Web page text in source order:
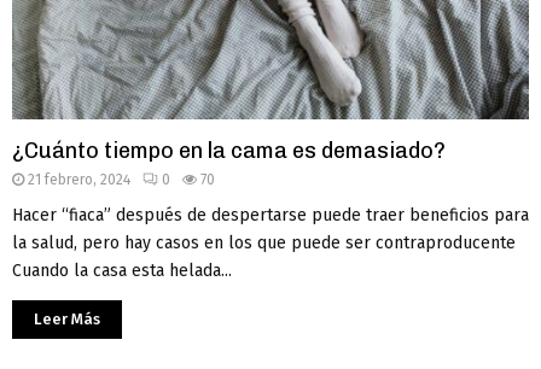
¿Cuánto tiempo en la cama es demasiado?
21 febrero, 2024 0 70
Hacer “fiaca” después de despertarse puede traer beneficios para
la salud, pero hay casos en los que puede ser contraproducente
Cuando la casa esta helada...
Leer Más